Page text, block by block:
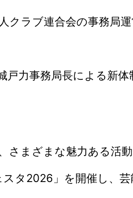
ラブ連合会の事務局
戸力事務局長による新
さまざまな魅力ある活
タ2026」を開催し、